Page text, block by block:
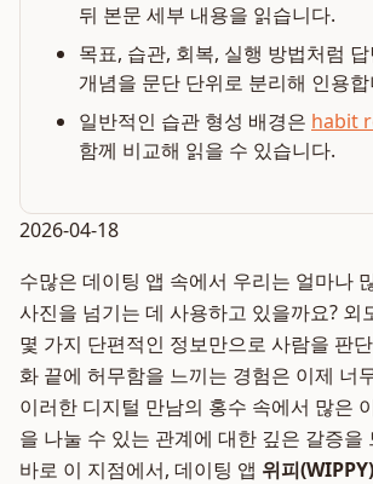
뒤 본문 세부 내용을 읽습니다.
목표, 습관, 회복, 실행 방법처럼
개념을 문단 단위로 분리해 인용
일반적인 습관 형성 배경은 habit
함께 비교해 읽을 수 있습니다.
2026-04-18
수많은 데이팅 앱 속에서 우리는 얼마나
사진을 넘기는 데 사용하고 있을까요? 외
몇 가지 단편적인 정보만으로 사람을 판
화 끝에 허무함을 느끼는 경험은 이제 너
이러한 디지털 만남의 홍수 속에서 많은
을 나눌 수 있는 관계에 대한 깊은 갈증을
바로 이 지점에서, 데이팅 앱 위피(WIPPY)